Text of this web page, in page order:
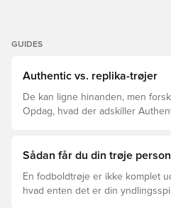
GUIDES
Authentic vs. replika-trøjer
De kan ligne hinanden, men
Opdag, hvad der adskiller
Sådan får du din trøje
En fodboldtrøje er ikke komplet
hvad enten det er din